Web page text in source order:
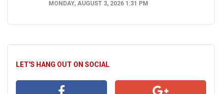
MONDAY, AUGUST 3, 2026 1:31 PM
LET'S HANG OUT ON SOCIAL